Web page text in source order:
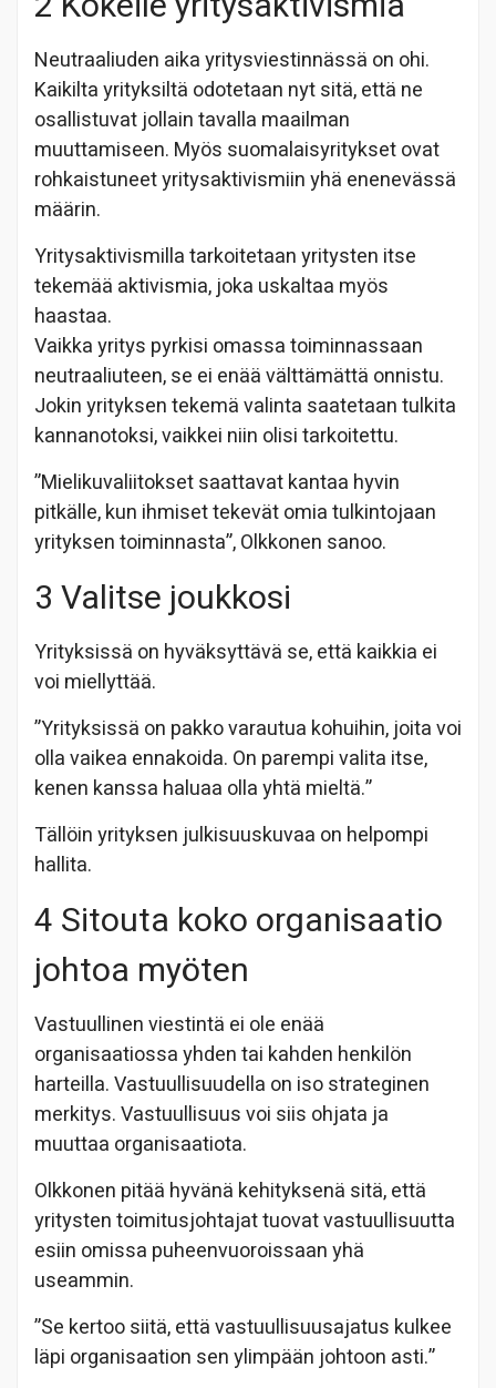
Neutraaliuden aika yritysviestinnässä on ohi.
Kaikilta yrityksiltä odotetaan nyt sitä, että ne
osallistuvat jollain tavalla maailman
muuttamiseen. Myös suomalaisyritykset ovat
rohkaistuneet yritysaktivismiin yhä enenevässä
määrin.
Yritysaktivismilla tarkoitetaan yritysten itse
tekemää aktivismia, joka uskaltaa myös
haastaa.
Vaikka yritys pyrkisi omassa toiminnassaan
neutraaliuteen, se ei enää välttämättä onnistu.
Jokin yrityksen tekemä valinta saatetaan tulkita
kannanotoksi, vaikkei niin olisi tarkoitettu.
”Mielikuvaliitokset saattavat kantaa hyvin
pitkälle, kun ihmiset tekevät omia tulkintojaan
yrityksen toiminnasta”, Olkkonen sanoo.
3 Valitse joukkosi
Yrityksissä on hyväksyttävä se, että kaikkia ei
voi miellyttää.
”Yrityksissä on pakko varautua kohuihin, joita voi
olla vaikea ennakoida. On parempi valita itse,
kenen kanssa haluaa olla yhtä mieltä.”
Tällöin yrityksen julkisuuskuvaa on helpompi
hallita.
4 Sitouta koko organisaatio
johtoa myöten
Vastuullinen viestintä ei ole enää
organisaatiossa yhden tai kahden henkilön
harteilla. Vastuullisuudella on iso strateginen
merkitys. Vastuullisuus voi siis ohjata ja
muuttaa organisaatiota.
Olkkonen pitää hyvänä kehityksenä sitä, että
yritysten toimitusjohtajat tuovat vastuullisuutta
esiin omissa puheenvuoroissaan yhä
useammin.
”Se kertoo siitä, että vastuullisuusajatus kulkee
läpi organisaation sen ylimpään johtoon asti.”